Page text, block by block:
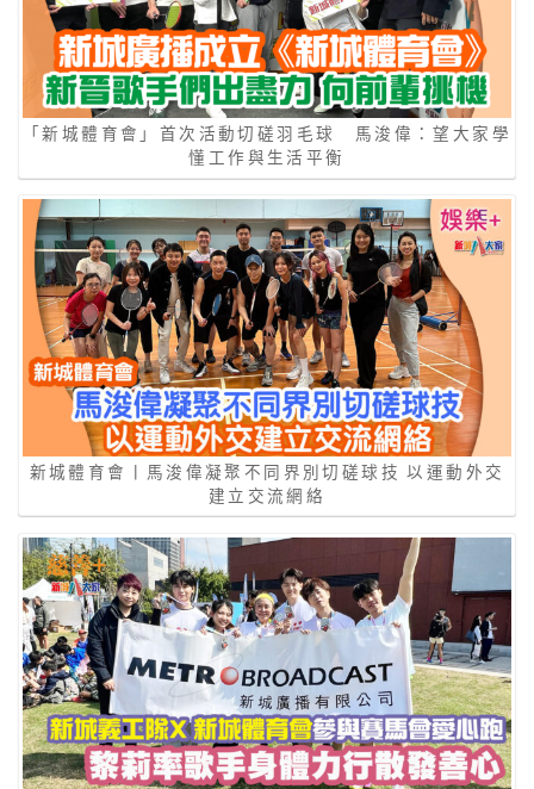
「新城體育會」首次活動切磋羽毛球 馬浚偉：望大家學
懂工作與生活平衡
新城體育會丨馬浚偉凝聚不同界別切磋球技 以運動外交
建立交流網絡